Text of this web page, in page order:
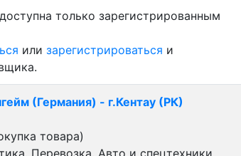
только зарегистрированным
или зарегистрироваться и
(Германия) - г.Кентау (РК)
товара)
Перевозка. Авто и спецтехники